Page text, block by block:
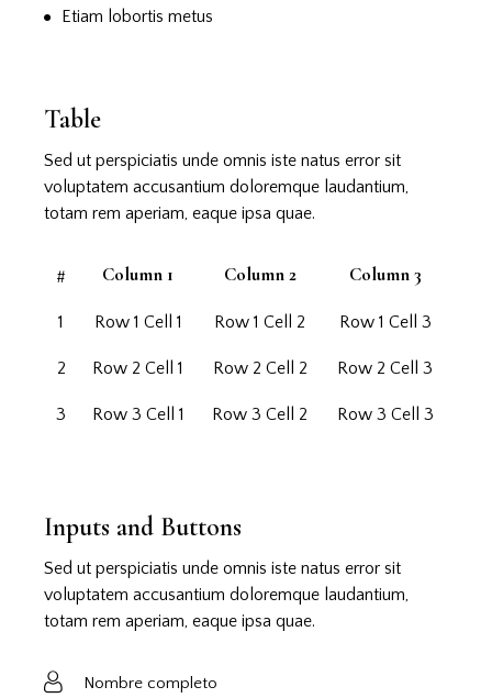
Etiam lobortis metus
Table
Sed ut perspiciatis unde omnis iste natus error sit
voluptatem accusantium doloremque laudantium,
totam rem aperiam, eaque ipsa quae.
# Column 1 Column 2 Column 3
1 Row 1 Cell 1 Row 1 Cell 2 Row 1 Cell 3
2 Row 2 Cell 1 Row 2 Cell 2 Row 2 Cell 3
3 Row 3 Cell 1 Row 3 Cell 2 Row 3 Cell 3
Inputs and Buttons
Sed ut perspiciatis unde omnis iste natus error sit
voluptatem accusantium doloremque laudantium,
totam rem aperiam, eaque ipsa quae.